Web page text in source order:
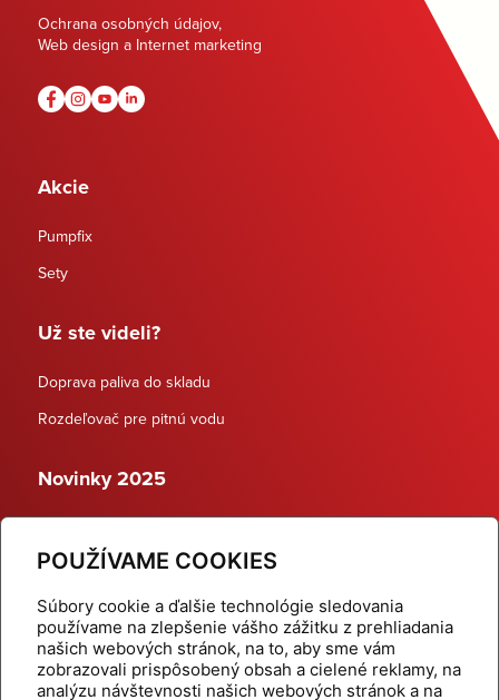
POUŽÍVAME COOKIES
Súbory cookie a ďalšie technológie sledovania
používame na zlepšenie vášho zážitku z prehliadania
našich webových stránok, na to, aby sme vám
zobrazovali prispôsobený obsah a cielené reklamy, na
analýzu návštevnosti našich webových stránok a na
Ochrana osobných údajov,
Web design a Internet marketing
Akcie
Pumpfix
Sety
Už ste videli?
Doprava paliva do skladu
Rozdeľovač pre pitnú vodu
Novinky 2025
Dynamické termostatické ventily
Domov Produkty